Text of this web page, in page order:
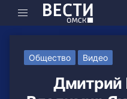
Общество Видео
Дмитрий